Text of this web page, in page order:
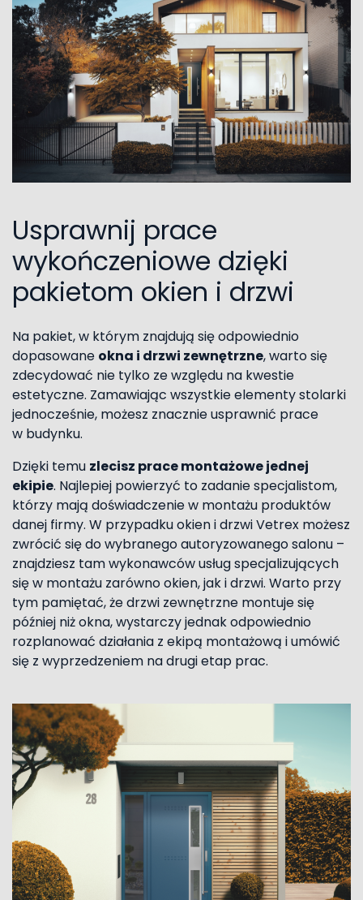
Usprawnij prace
wykończeniowe dzięki
pakietom okien i drzwi
Na pakiet, w którym znajdują się odpowiednio
dopasowane okna i drzwi zewnętrzne, warto się
zdecydować nie tylko ze względu na kwestie
estetyczne. Zamawiając wszystkie elementy stolarki
jednocześnie, możesz znacznie usprawnić prace
w budynku.
Dzięki temu zlecisz prace montażowe jednej
ekipie. Najlepiej powierzyć to zadanie specjalistom,
którzy mają doświadczenie w montażu produktów
danej firmy. W przypadku okien i drzwi Vetrex możesz
zwrócić się do wybranego autoryzowanego salonu –
znajdziesz tam wykonawców usług specjalizujących
się w montażu zarówno okien, jak i drzwi. Warto przy
tym pamiętać, że drzwi zewnętrzne montuje się
później niż okna, wystarczy jednak odpowiednio
rozplanować działania z ekipą montażową i umówić
się z wyprzedzeniem na drugi etap prac.